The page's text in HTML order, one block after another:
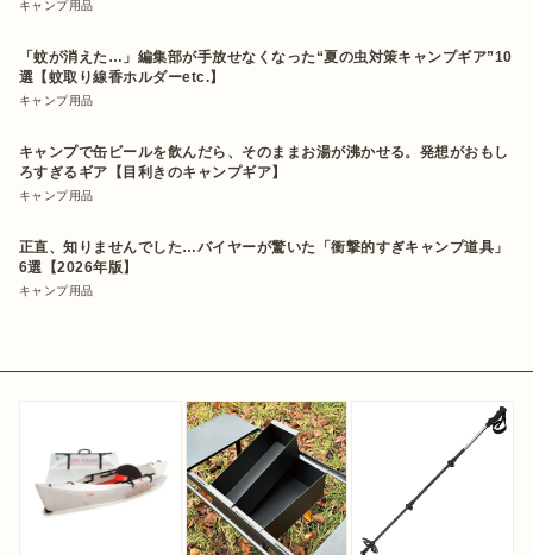
キャンプ用品
「蚊が消えた…」編集部が手放せなくなった“夏の虫対策キャンプギア”10
選【蚊取り線香ホルダーetc.】
キャンプ用品
キャンプで缶ビールを飲んだら、そのままお湯が沸かせる。発想がおもし
ろすぎるギア【目利きのキャンプギア】
キャンプ用品
正直、知りませんでした…バイヤーが驚いた「衝撃的すぎキャンプ道具」
6選【2026年版】
キャンプ用品